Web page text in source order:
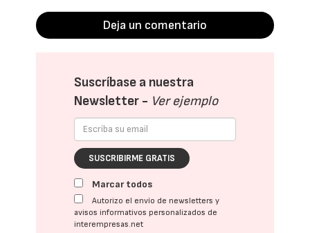
Deja un comentario
Suscríbase a nuestra
Newsletter - Ver ejemplo
SUSCRIBIRME GRATIS
Marcar todos
Autorizo el envío de newsletters y
avisos informativos personalizados de
interempresas.net